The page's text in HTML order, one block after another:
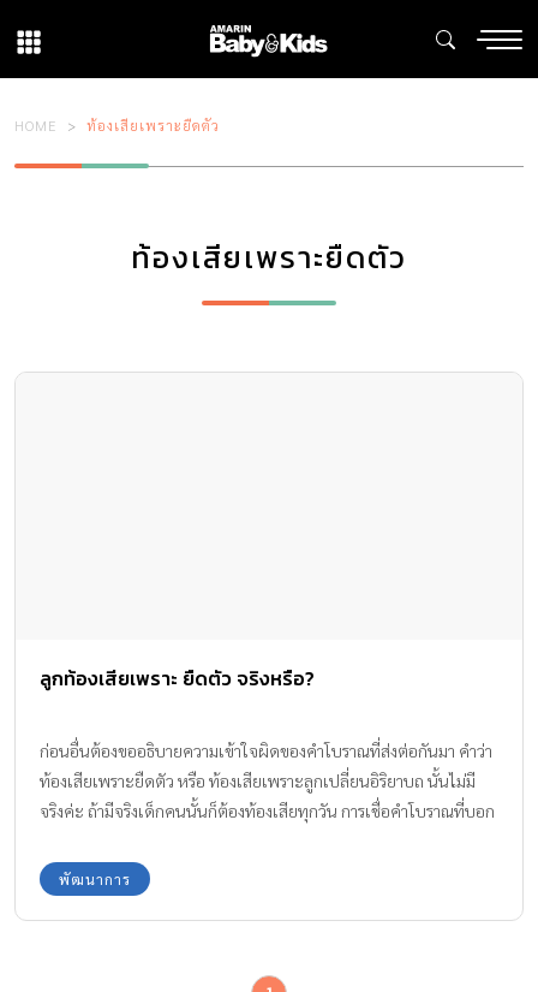
HOME ท้องเสียเพราะยืดตัว
ท้องเสียเพราะยืดตัว
ลูกท้องเสียเพราะ ยืดตัว จริงหรือ?
ก่อนอื่นต้องขออธิบายความเข้าใจผิดของคำโบราณที่ส่งต่อกันมา คำว่า
ท้องเสียเพราะยืดตัว หรือ ท้องเสียเพราะลูกเปลี่ยนอิริยาบถ นั้นไม่มี
จริงค่ะ ถ้ามีจริงเด็กคนนั้นก็ต้องท้องเสียทุกวัน การเชื่อคำโบราณที่บอก
พบแพทย์ เพราะคิดว่าเป็นเรื่องปกติอาจทำให้ลูกเป็นอันตรายจาก
ภาวะขาดน้ำและพลังงานจนช็อคได้
พัฒนาการ